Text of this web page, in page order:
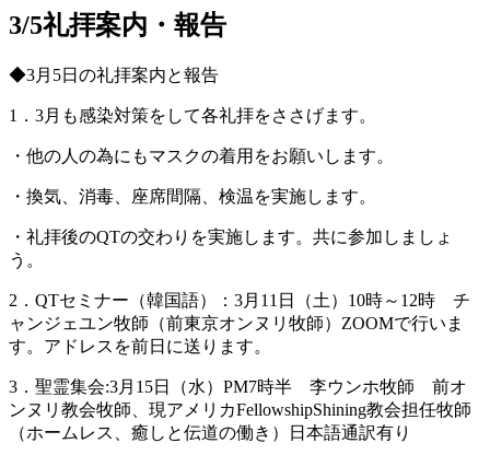
3/5礼拝案内・報告
◆3月5日の礼拝案内と報告
1．3月も感染対策をして各礼拝をささげます。
・他の人の為にもマスクの着用をお願いします。
・換気、消毒、座席間隔、検温を実施します。
・礼拝後のQTの交わりを実施します。共に参加しましょ
う。
2．QTセミナー（韓国語）：3月11日（土）10時～12時 チ
ャンジェユン牧師（前東京オンヌリ牧師）ZOOMで行いま
す。アドレスを前日に送ります。
3．聖霊集会:3月15日（水）PM7時半 李ウンホ牧師 前オ
ンヌリ教会牧師、現アメリカFellowshipShining教会担任牧師
（ホームレス、癒しと伝道の働き）日本語通訳有り